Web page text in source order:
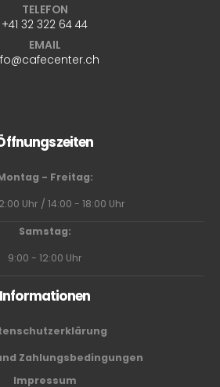
TELEFON
+41 32 322 64 44
EMAIL
- Freitag:
Uhr / 14:00 - 18:00 Uhr
Samstag:
9:00 - 12:00 Uhr
Informationen
Zahlungsbedingungen
Impressum